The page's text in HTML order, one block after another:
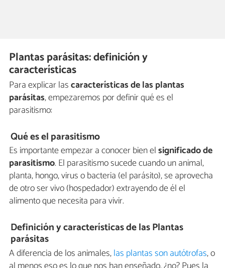
Plantas parásitas: definición y
características
Para explicar lascaracterísticas de las plantas
parásitas, empezaremos por definir qué es el
parasitismo:
Qué es el parasitismo
Es importante empezar a conocer bien elsignificado de
parasitismo. El parasitismo sucede cuando un animal,
planta, hongo, virus o bacteria (el parásito), se aprovecha
de otro ser vivo (hospedador) extrayendo de él el
alimento que necesita para vivir.
Definición y características de las Plantas
parásitas
A diferencia de los animales,las plantas son autótrofas, o